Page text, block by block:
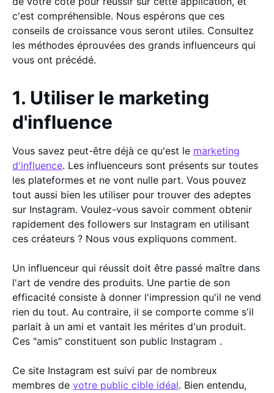
c'est compréhensible. Nous espérons que ces
conseils de croissance vous seront utiles. Consultez
les méthodes éprouvées des grands influenceurs qui
vous ont précédé.
1. Utiliser le marketing
d'influence
Vous savez peut-être déjà ce qu'est le marketing
d'influence. Les influenceurs sont présents sur toutes
les plateformes et ne vont nulle part. Vous pouvez
tout aussi bien les utiliser pour trouver des adeptes
sur Instagram. Voulez-vous savoir comment obtenir
rapidement des followers sur Instagram en utilisant
ces créateurs ? Nous vous expliquons comment.
Un influenceur qui réussit doit être passé maître dans
l'art de vendre des produits. Une partie de son
efficacité consiste à donner l'impression qu'il ne vend
rien du tout. Au contraire, il se comporte comme s'il
parlait à un ami et vantait les mérites d'un produit.
Ces "amis" constituent son public Instagram .
Ce site Instagram est suivi par de nombreux
membres de votre public cible idéal. Bien entendu,